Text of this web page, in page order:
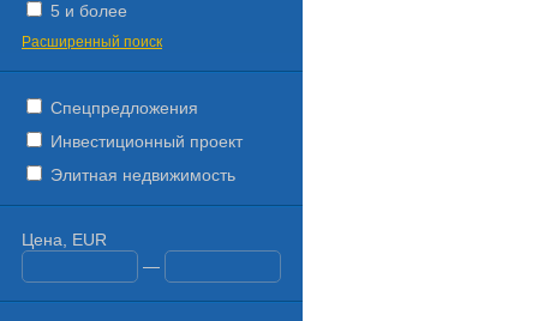
5 и более
Расширенный поиск
Спецпредложения
Инвестиционный проект
Элитная недвижимость
Цена, EUR
—